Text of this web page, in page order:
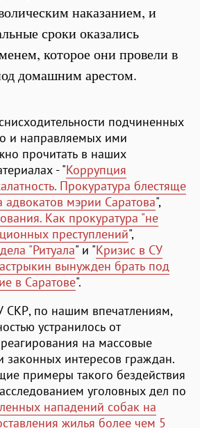
наказанием, и
сроки оказались
которое они провели в
домашним арестом.
подчиненных
и направляемых ими
прочитать в наших
- "Коррупция
Прокуратура блестяще
адвокатов мэрии Саратова",
Как прокуратура "не
преступлений",
"Ритуала" и "Кризис в СУ
вынужден брать под
в Саратове".
СКР, по нашим впечатлениям,
устранилось от
на массовые
законных интересов граждан.
примеры такого бездействия
уголовных дел по
нападений собак на
жилья более чем 5